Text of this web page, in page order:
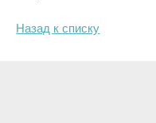
Назад к списку